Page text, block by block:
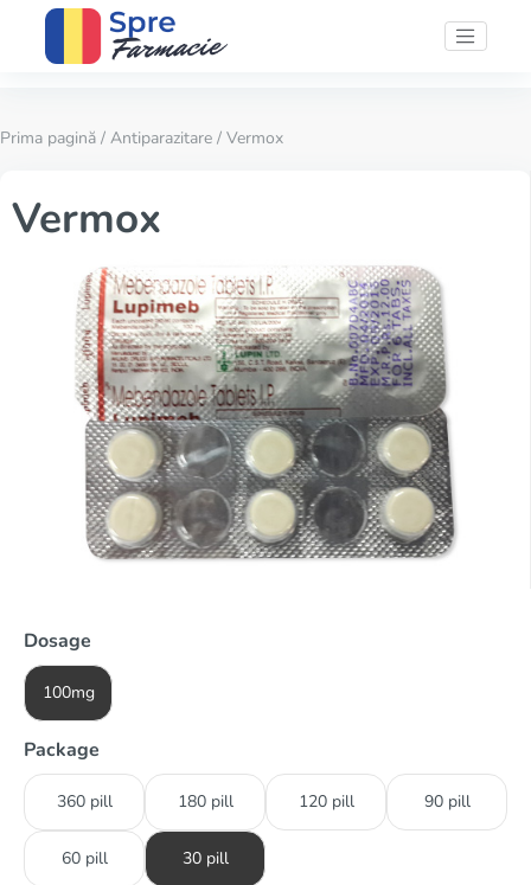
Prima pagină / Antiparazitare / Vermox
Vermox
Dosage
100mg
Package
360 pill 180 pill 120 pill 90 pill
60 pill 30 pill